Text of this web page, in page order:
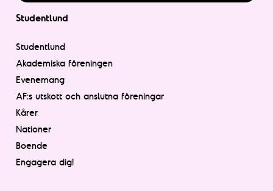
Studentlund
Studentlund
Akademiska föreningen
Evenemang
AF:s utskott och anslutna föreningar
Kårer
Nationer
Boende
Engagera dig!